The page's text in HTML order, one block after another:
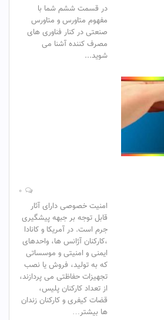
در قسمت ششم شما با
مفهوم متاورس و متاورس
صنعتی در کنار فناوری های
مصرف کننده آشنا می
شوید...
امنیت خصوصی دارای آثار
قابل توجه بر جبهه پیشگیری
جرم است. در آمریکا و کانادا
،کارکنان آژانس ها، واحدهای
ایمنی و امنیتی و موسساتی
که به تولید، فروش یا نصب
تجهیزات حفاظتی می پردازند،
از تعداد کارکنان پلیس،
قضات کیفری و کارکنان زندان
ها بیشتر…